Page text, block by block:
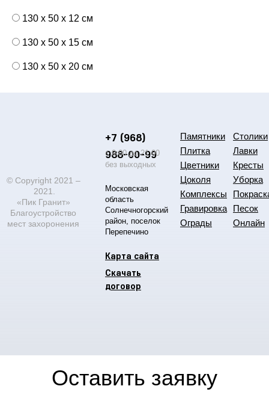
130 x 50 x 12 см
130 x 50 x 15 см
130 x 50 x 20 см
© Copyright 2021 –
2021.
«Пик Гранит»
Благоустройство
мест захоронения
+7 (968)
988-00-99
с 9:00 до 21:00
без выходных
Московская
область
Солнечногорский
район, поселок
Перепечино
Карта сайта
Скачать
договор
Памятники
Плитка
Цветники
Цоколя
Комплексы
Гравировка
Ограды
Столики
Лавки
Кресты
Уборка
Песок
Онлайн
Оставить заявку